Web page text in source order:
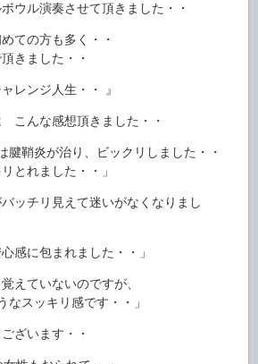
ウル演奏させて頂きました・・
ての方も多く・・
きました・・
レンジ人生・・ 』
こんな感想頂きました・・
腱鞘炎が治り、ビックリしました・・
とれました・・」
バッチリ見えて迷いがなくなりまし
感に包まれました・・」
えていないのですが、
なスッキリ感です・・」
ざいます・・